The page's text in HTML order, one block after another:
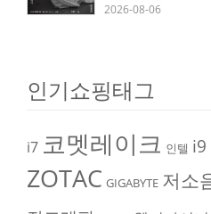
2026-08-06
인기쇼핑태그
i7 코멧레이크 인텔 i9
ZOTAC GIGABYTE 저소